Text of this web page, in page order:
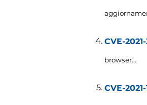
CVE-
browser...
CVE-